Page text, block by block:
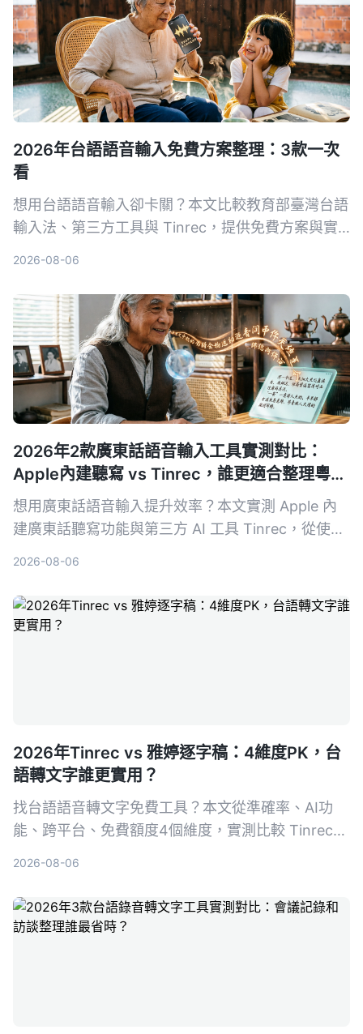
2026年台語語音輸入免費方案整理：3款一次
看
想用台語語音輸入卻卡關？本文比較教育部臺灣台語
輸入法、第三方工具與 Tinrec，提供免費方案與實
2026-08-06
2026年2款廣東話語音輸入工具實測對比：
Apple內建聽寫 vs Tinrec，誰更適合整理粵語
內容？
想用廣東話語音輸入提升效率？本文實測 Apple 內
建廣東話聽寫功能與第三方 AI 工具 Tinrec，從使用
2026-08-06
2026年Tinrec vs 雅婷逐字稿：4維度PK，台
語轉文字誰更實用？
找台語語音轉文字免費工具？本文從準確率、AI功
能、跨平台、免費額度4個維度，實測比較 Tinrec
2026-08-06